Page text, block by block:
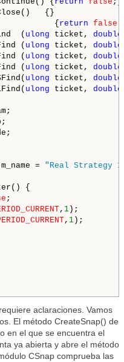
{}
{ return false
( ulong ticket, double
( ulong ticket, double
( ulong ticket, double
( ulong ticket, double
ulong ticket, double
ulong ticket, double
= "Real Strategy
{
;
, 1 );
, 1 );
aclaraciones. Vamos
El método CreateSnap() de
en el que se encuentra el
ya abierta y abre el método
CSnap comprueba las